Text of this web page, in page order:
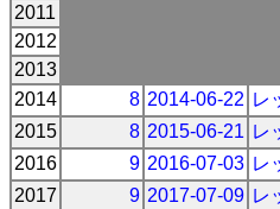
2011
2012
2013
2014
8 2014-06-22 レ
2015
8 2015-06-21 レ
2016
9 2016-07-03 レ
2017
9 2017-07-09 レ